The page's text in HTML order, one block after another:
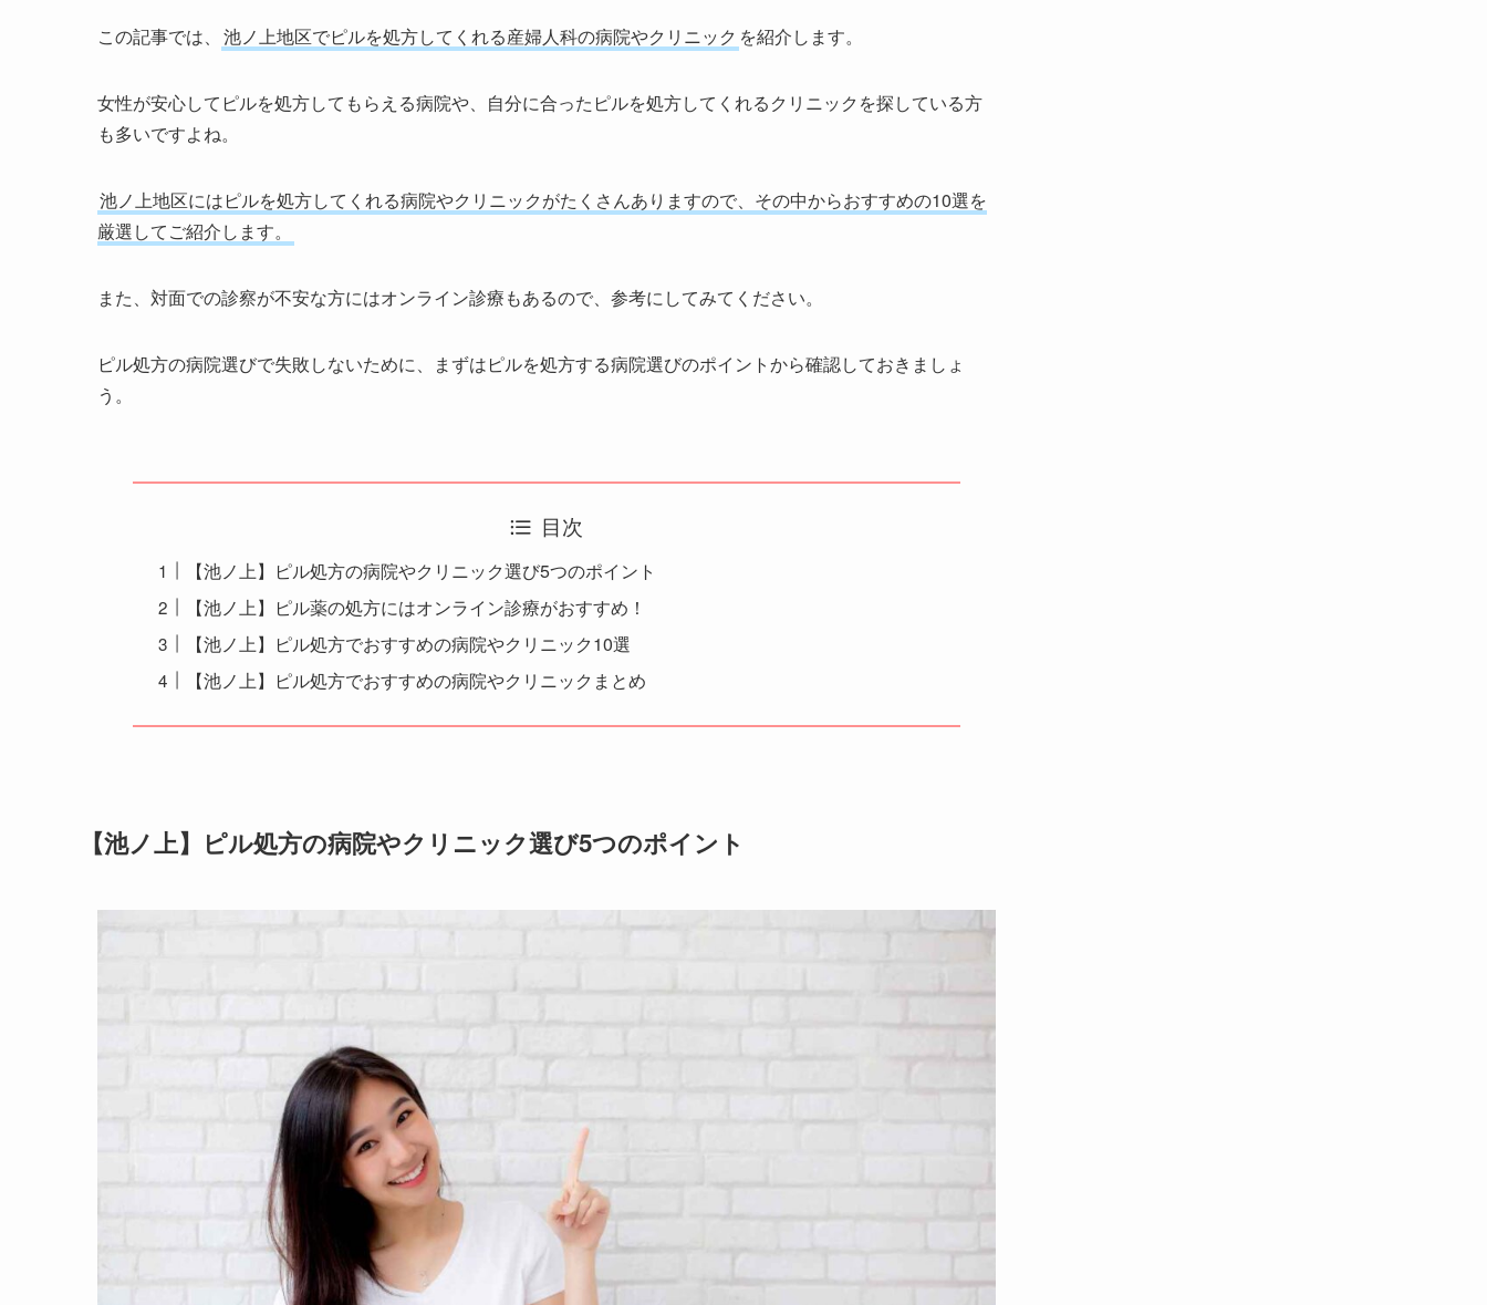
この記事では、 池ノ上地区でピルを処方してくれる産婦人科の病院やクリニック を紹介します。
女性が安心してピルを処方してもらえる病院や、自分に合ったピルを処方してくれるクリニックを探している方
も多いですよね。
池ノ上地区にはピルを処方してくれる病院やクリニックがたくさんありますので、その中からおすすめの10選を
厳選してご紹介します。
また、対面での診察が不安な方にはオンライン診療もあるので、参考にしてみてください。
ピル処方の病院選びで失敗しないために、まずはピルを処方する病院選びのポイントから確認しておきましょ
う。
目次
【池ノ上】ピル処方の病院やクリニック選び5つのポイント
【池ノ上】ピル薬の処方にはオンライン診療がおすすめ！
【池ノ上】ピル処方でおすすめの病院やクリニック10選
【池ノ上】ピル処方でおすすめの病院やクリニックまとめ
【池ノ上】ピル処方の病院やクリニック選び5つのポイント